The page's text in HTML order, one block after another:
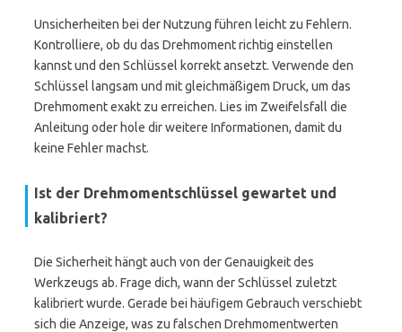
Unsicherheiten bei der Nutzung führen leicht zu Fehlern.
Kontrolliere, ob du das Drehmoment richtig einstellen
kannst und den Schlüssel korrekt ansetzt. Verwende den
Schlüssel langsam und mit gleichmäßigem Druck, um das
Drehmoment exakt zu erreichen. Lies im Zweifelsfall die
Anleitung oder hole dir weitere Informationen, damit du
keine Fehler machst.
Ist der Drehmomentschlüssel gewartet und
kalibriert?
Die Sicherheit hängt auch von der Genauigkeit des
Werkzeugs ab. Frage dich, wann der Schlüssel zuletzt
kalibriert wurde. Gerade bei häufigem Gebrauch verschiebt
sich die Anzeige, was zu falschen Drehmomentwerten